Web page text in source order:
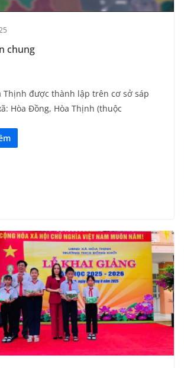
chung
được thành lập trên cơ sở sáp
Hòa Đồng, Hòa Thịnh (thuộc